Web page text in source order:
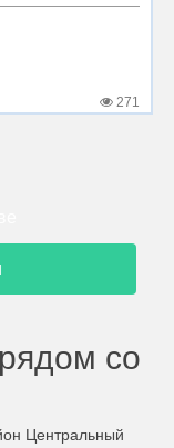
271
со
Центральный